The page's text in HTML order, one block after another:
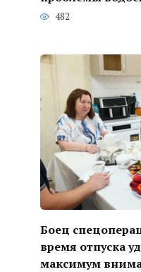
482
Боец
время отпуска
максимум